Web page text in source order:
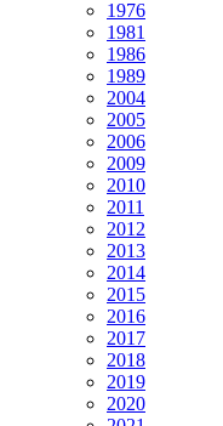
1976
1981
1986
1989
2004
2005
2006
2009
2010
2011
2012
2013
2014
2015
2016
2017
2018
2019
2020